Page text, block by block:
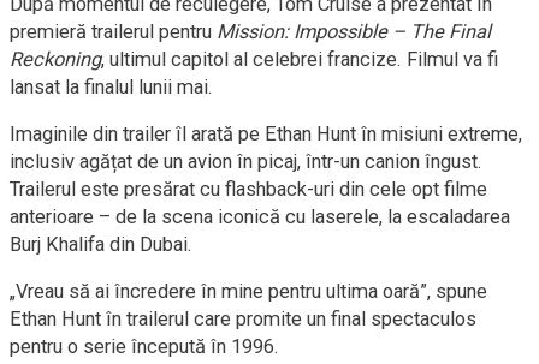
premieră trailerul pentru Mission: Impossible – The Final
Reckoning, ultimul capitol al celebrei francize. Filmul va fi
lansat la finalul lunii mai.
Imaginile din trailer îl arată pe Ethan Hunt în misiuni extreme,
inclusiv agățat de un avion în picaj, într-un canion îngust.
Trailerul este presărat cu flashback-uri din cele opt filme
anterioare – de la scena iconică cu laserele, la escaladarea
Burj Khalifa din Dubai.
„Vreau să ai încredere în mine pentru ultima oară”, spune
Ethan Hunt în trailerul care promite un final spectaculos
pentru o serie începută în 1996.